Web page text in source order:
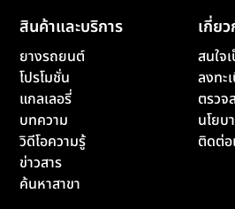
สินค้าและบริการ
ยางรถยนต์
โปรโมชั่น
แกลเลอรี่
บทความ
วิดีโอความรู้
ข่าวสาร
ค้นหาสาขา
เกี่ยว
สนใจ
ลงทะ
ตรวจ
นโยบ
ติดต่อ